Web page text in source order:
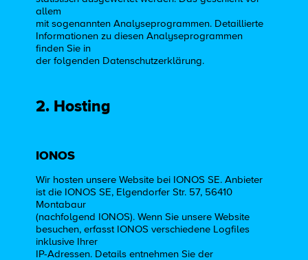
allem
mit sogenannten Analyseprogrammen. Detaillierte
Informationen zu diesen Analyseprogrammen
finden Sie in
der folgenden Datenschutzerklärung.
2. Hosting
IONOS
Wir hosten unsere Website bei IONOS SE. Anbieter
ist die IONOS SE, Elgendorfer Str. 57, 56410
Montabaur
(nachfolgend IONOS). Wenn Sie unsere Website
besuchen, erfasst IONOS verschiedene Logfiles
inklusive Ihrer
IP-Adressen. Details entnehmen Sie der